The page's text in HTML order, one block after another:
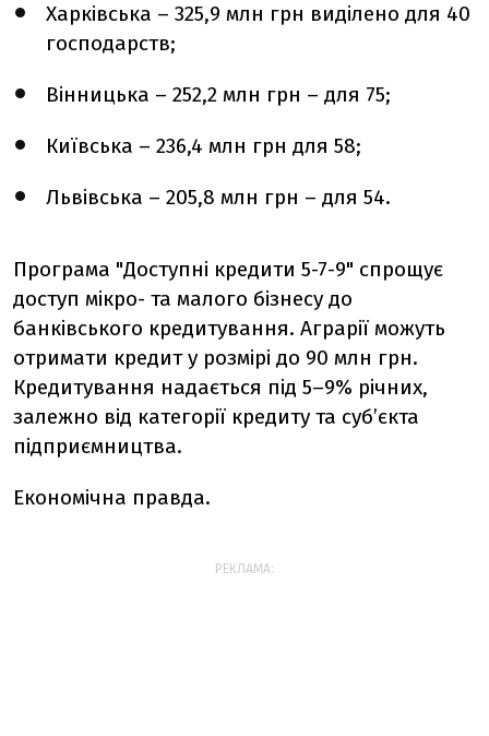
Харківська – 325,9 млн грн виділено для 40
господарств;
Вінницька – 252,2 млн грн – для 75;
Київська – 236,4 млн грн для 58;
Львівська – 205,8 млн грн – для 54.
Програма "Доступні кредити 5-7-9" спрощує
доступ мікро- та малого бізнесу до
банківського кредитування. Аграрії можуть
отримати кредит у розмірі до 90 млн грн.
Кредитування надається під 5–9% річних,
залежно від категорії кредиту та суб’єкта
підприємництва.
Економічна правда.
РЕКЛАМА: